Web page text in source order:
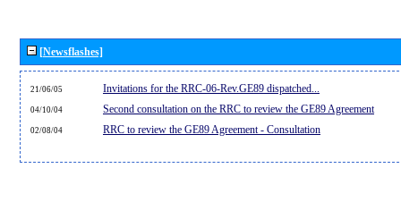
[Newsflashes]
21/06/05 Invitations for the RRC-06-Rev.GE89 dispatched...
04/10/04 Second consultation on the RRC to review the GE89 Agreement
02/08/04 RRC to review the GE89 Agreement - Consultation